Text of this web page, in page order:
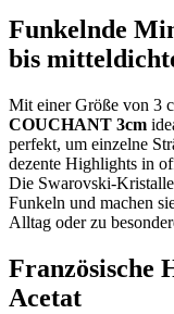
Funkelnde
bis
Mit einer Größe von 3
COUCHANT 3cm
perfekt, um einzelne
dezente Highlights in
Die Swarovski-
Funkeln und machen
Alltag oder zu
Französische
Acetat